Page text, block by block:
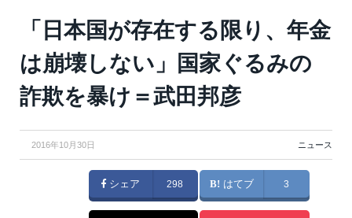
「日本国が存在する限り、年金
は崩壊しない」国家ぐるみの
詐欺を暴け＝武田邦彦
2016年10月30日 ニュース
シェア 298 はてブ 3